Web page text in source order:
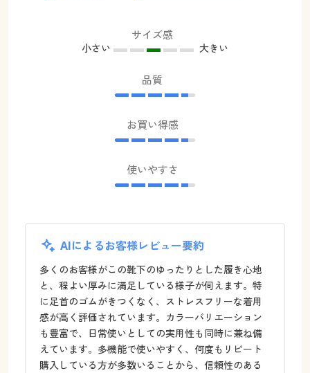
サイズ感
小さい 大きい
品質
お買い得感
使いやすさ
AIによるお客様レビュー要約
多くのお客様がこの靴下のゆったりとした履き心地
と、程よい厚みに満足している様子が伺えます。特
に足首のゴムがきつくなく、ストレスフリーな着用
感が高く評価されています。カラーバリエーション
も豊富で、日常使いとしての実用性も同時に兼ね備
えています。多機能で使いやすく、何度もリピート
購入している方が多数いることから、信頼性のある